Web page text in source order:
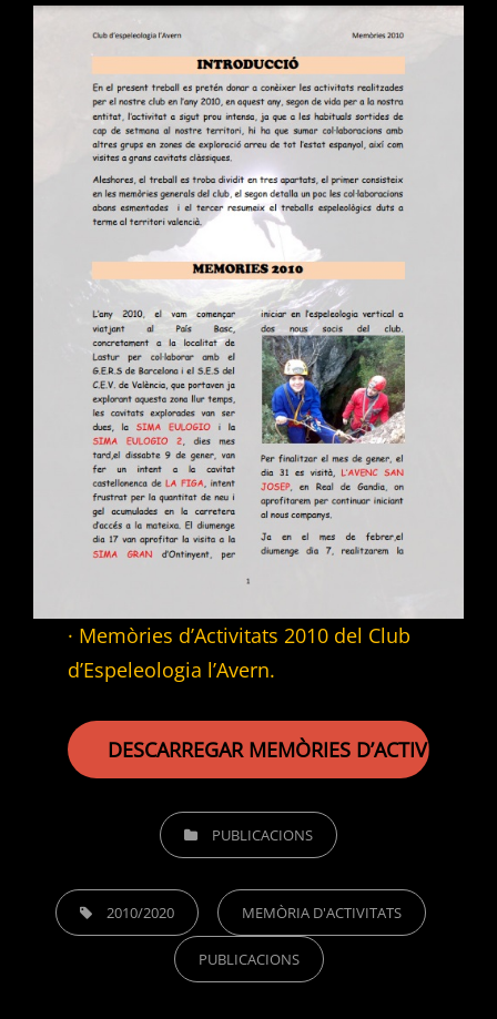
· Memòries d’Activitats 2010 del Club
d’Espeleologia l’Avern.
DESCARREGAR MEMÒRIES D’ACTIVITATS
CATEGORIESPUBLICACIONS
TAGS, 2010/2020 MEMÒRIA D'ACTIVITATS
PUBLICACIONS